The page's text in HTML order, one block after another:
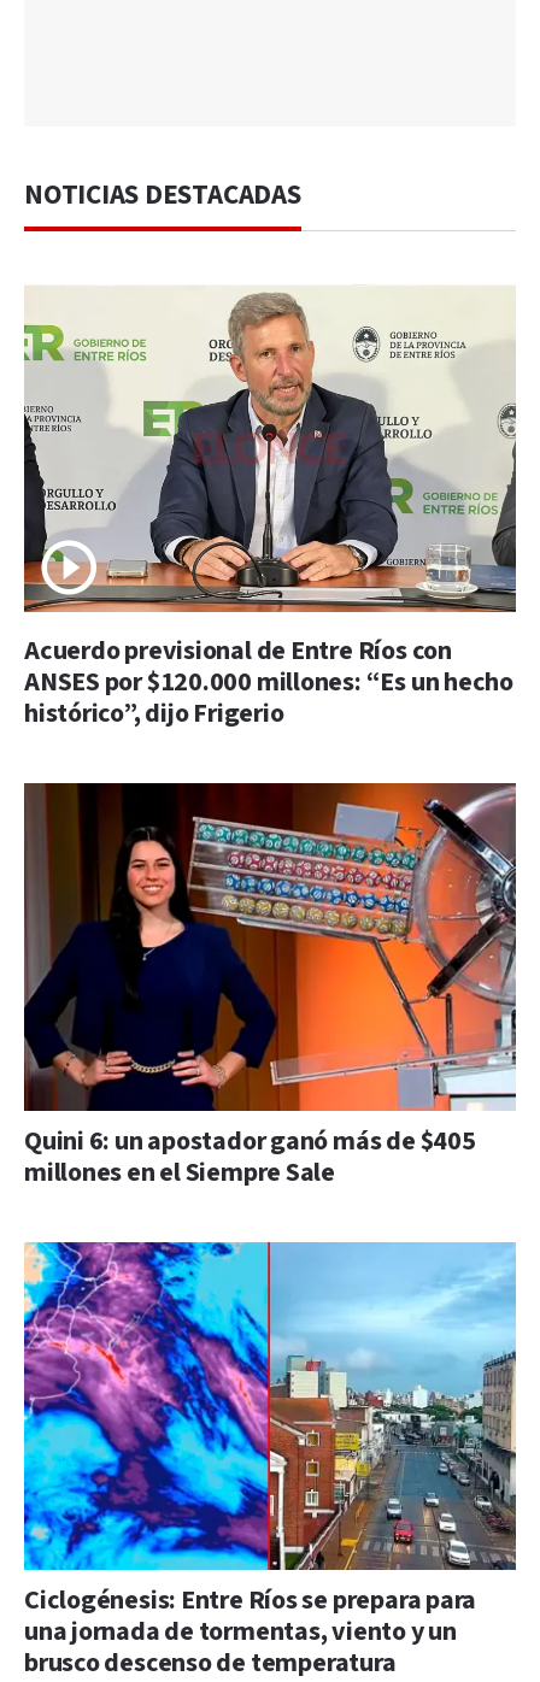
NOTICIAS DESTACADAS
Acuerdo previsional de Entre Ríos con
ANSES por $120.000 millones: “Es un hecho
histórico”, dijo Frigerio
Quini 6: un apostador ganó más de $405
millones en el Siempre Sale
Ciclogénesis: Entre Ríos se prepara para
una jornada de tormentas, viento y un
brusco descenso de temperatura